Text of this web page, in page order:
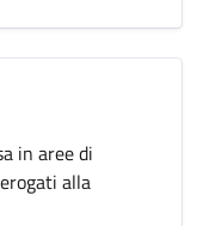
in aree di
alla